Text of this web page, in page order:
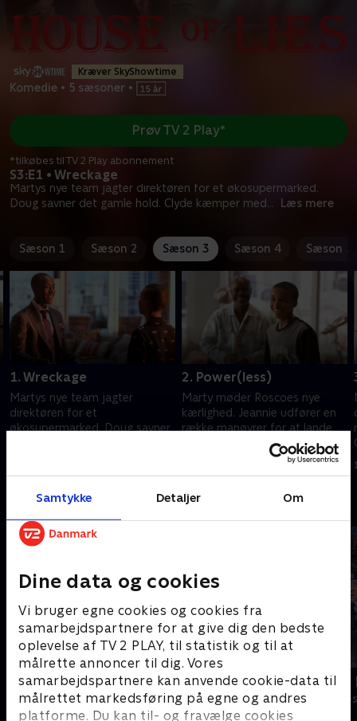
Samtykke Detaljer Om
Dine data og cookies
Vi bruger egne cookies og cookies fra
samarbejdspartnere for at give dig den bedste
oplevelse af TV 2 PLAY, til statistik og til at
målrette annoncer til dig. Vores
samarbejdspartnere kan anvende cookie-data til
målrettet markedsføring på egne og andres
platforme. Du kan til- og fravælge cookies
Kræver SkyShowtime
Komedie • 5 sæsoner •
S3:E1 • Wreckage
Martys nye team jagter direktøren for et økosupermarked.
Doug savner det gamle hold. Clyde kæmper med... Læs mere
Prøv TV 2 Play*
*tilkøbes til TV 2 Play abonnement
Sæson 1 Sæson 2 Sæson 3 Sæson 4 Sæson 5
1. Wreckage
Martys nye team jagter
direktøren for et
økosupermarked. Doug savner
2. Power(less)
Marty møder Roscoes nye
kærlighed. Jeannie udfører en
række manøvrer for at lande
forsvarsministeriet som kunde.
Andre så også
Robssons (dansk tale)
Komedie • 1 sæsoner
LasseMajas
Komedie • 1